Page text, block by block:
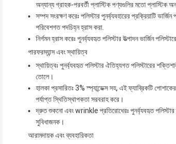
অন্যান্য গ্রাহক-পরবর্তী প্লাস্টিক পণ্যগুলির মতো প্লাস্টিক
সম্পদ সংরক্ষণ করেঃ পলিস্টার পুনর্ব্যবহারের প্রক্রিয়াটি
পরিবেশগত পদচিহ্ন হ্রাস করা.
নির্গমন হ্রাস করেঃ পুনর্ব্যবহৃত পলিস্টার উত্পাদন ভার্জিন
পারফরম্যান্স এবং স্থায়িত্ব
স্থায়িত্বঃ পুনর্ব্যবহৃত পলিস্টার ঐতিহ্যগত পলিস্টারের
তোলে।
হালকা প্রসারিতঃ 3% স্প্যান্ডেক্স সহ, এই ফ্যাব্রিকটি
পর্যাপ্ত স্থিতিস্থাপকতা সরবরাহ করে।
দ্রুত শুকনো এবং wrinkle প্রতিরোধেরঃ পুনর্ব্যবহৃত
সুবিধাজনক।
আরামদায়ক এবং ব্যবহারিকতা